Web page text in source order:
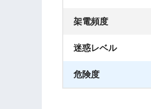
架電頻度
迷惑レベル
危険度